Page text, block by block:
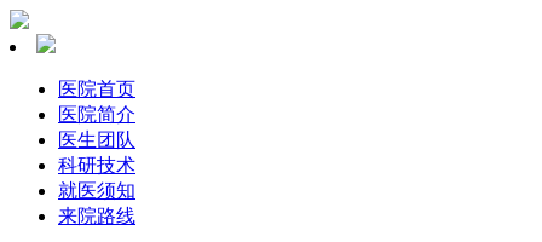
医院首页
医院简介
医生团队
科研技术
就医须知
来院路线